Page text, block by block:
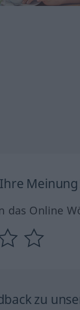
das Online
zu